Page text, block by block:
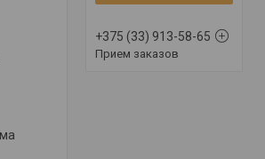
+375 (33) 913-58-65
Прием заказов